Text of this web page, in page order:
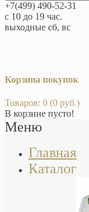
+7(499) 490-52-31
с 10 до 19 час.
выходные сб, вс
Корзина покупок
Товаров: 0 (0 руб.)
В корзине пусто!
Меню
Главная
Каталог